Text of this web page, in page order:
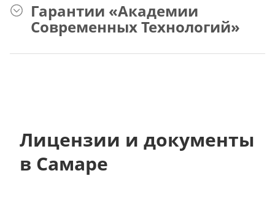
Гарантии «Академии
Современных Технологий»
Лицензии и документы
в Самаре